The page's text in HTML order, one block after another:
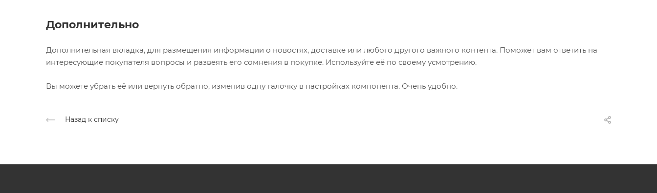
Дополнительно
Дополнительная вкладка, для размещения информации о новостях, доставке или любого другого важного контента. Поможет вам ответить на
интересующие покупателя вопросы и развеять его сомнения в покупке. Используйте её по своему усмотрению.
Вы можете убрать её или вернуть обратно, изменив одну галочку в настройках компонента. Очень удобно.
Назад к списку